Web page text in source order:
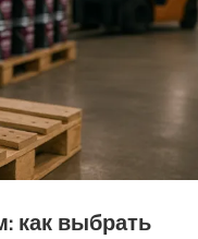
как выбрать